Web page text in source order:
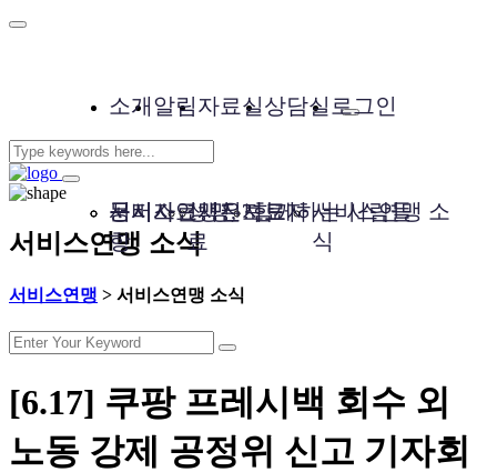
소개
서비스연맹은?함께하는 사람들
알림
공지사
항
성명, 보도자
료
서비스연맹 소
식
자료실
문서자료사진자료
상담실 로그인
서비스연맹 소식
서비스연맹 > 서비스연맹 소식
[6.17] 쿠팡 프레시백 회수 외
노동 강제 공정위 신고 기자회